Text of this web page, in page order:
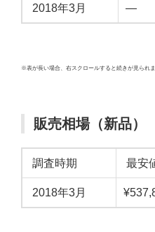
2018年3月 —
※表が長い場合、右スクロールすると続きが見られま
販売相場（新品）
調査時期 最安
2018年3月